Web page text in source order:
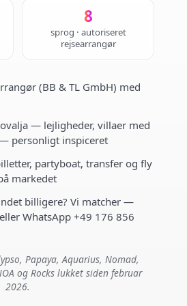
8
sprog · autoriseret
rejsearrangør
(BB & TL GmbH) med
— lejligheder, villaer med
personligt inspiceret
partyboat, transfer og fly
markedet
billigere? Vi matcher —
WhatsApp +49 176 856
Papaya, Aquarius, Nomad,
og Rocks lukket siden februar
2026.